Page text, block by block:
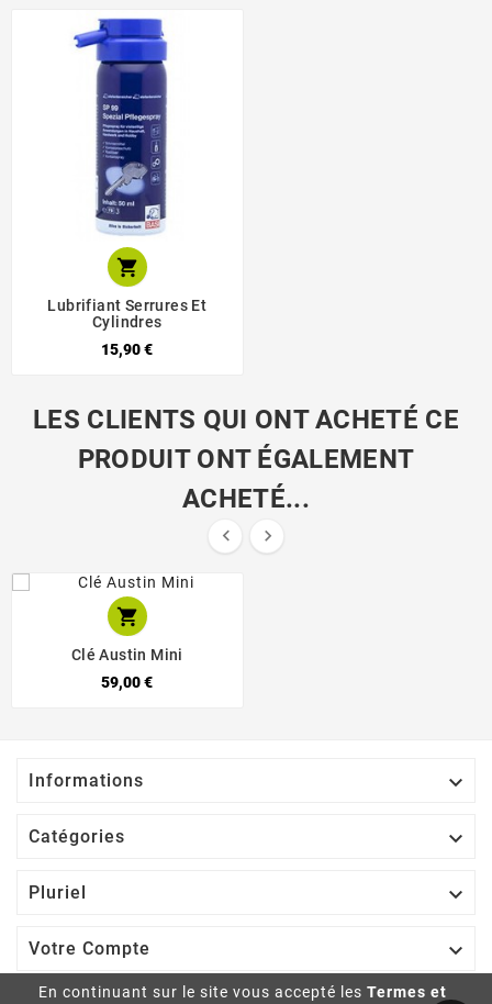
En continuant sur le site vous accepté les Termes et

Lubrifiant Serrures Et
Cylindres
15,90 €
LES CLIENTS QUI ONT ACHETÉ CE
PRODUIT ONT ÉGALEMENT
ACHETÉ...
 

Clé Austin Mini
59,00 €
Informations 
Catégories 
Pluriel 
Votre Compte 